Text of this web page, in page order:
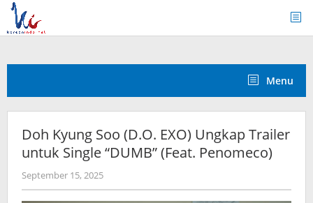
Skip
content
Menu
Doh Kyung Soo (D.O. EXO) Ungkap Trailer
untuk Single “DUMB” (Feat. Penomeco)
September 15, 2025by
anisrina